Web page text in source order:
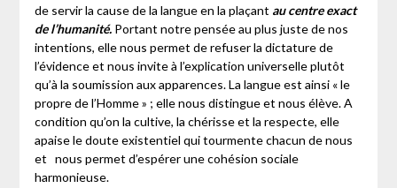
de servir la cause de la langue en la plaçant au centre exact
de l’humanité.Portant notre pensée au plus juste de nos
intentions, elle nous permet de refuser la dictature de
l’évidence et nous invite à l’explication universelle plutôt
qu’à la soumission aux apparences. La langue est ainsi « le
propre de l’Homme » ; elle nous distingue et nous élève. A
condition qu’on la cultive, la chérisse et la respecte, elle
apaise le doute existentiel qui tourmente chacun de nous
et nous permet d’espérer une cohésion sociale
harmonieuse.